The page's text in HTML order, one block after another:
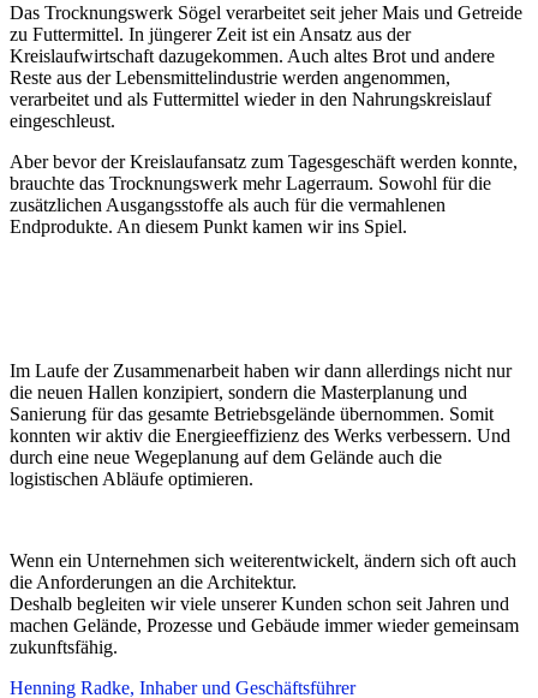
Das Trocknungswerk Sögel verarbeitet seit jeher Mais und Getreide
zu Futtermittel. In jüngerer Zeit ist ein Ansatz aus der
Kreislaufwirtschaft dazugekommen. Auch altes Brot und andere
Reste aus der Lebensmittelindustrie werden angenommen,
verarbeitet und als Futtermittel wieder in den Nahrungskreislauf
eingeschleust.
Aber bevor der Kreislaufansatz zum Tagesgeschäft werden konnte,
brauchte das Trocknungswerk mehr Lagerraum. Sowohl für die
zusätzlichen Ausgangsstoffe als auch für die vermahlenen
Endprodukte. An diesem Punkt kamen wir ins Spiel.
Im Laufe der Zusammenarbeit haben wir dann allerdings nicht nur
die neuen Hallen konzipiert, sondern die Masterplanung und
Sanierung für das gesamte Betriebsgelände übernommen. Somit
konnten wir aktiv die Energieeffizienz des Werks verbessern. Und
durch eine neue Wegeplanung auf dem Gelände auch die
logistischen Abläufe optimieren.
Wenn ein Unternehmen sich weiterentwickelt, ändern sich oft auch
die Anforderungen an die Architektur.
Deshalb begleiten wir viele unserer Kunden schon seit Jahren und
machen Gelände, Prozesse und Gebäude immer wieder gemeinsam
zukunftsfähig.
Henning Radke, Inhaber und Geschäftsführer